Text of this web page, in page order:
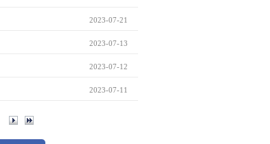
2023-07-21
2023-07-13
2023-07-12
2023-07-11